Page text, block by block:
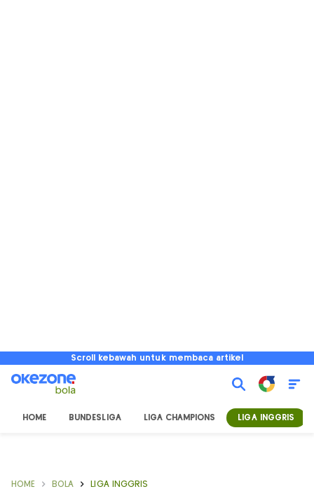
Scroll kebawah untuk membaca artikel
HOME BUNDESLIGA LIGA CHAMPIONS LIGA INGGRIS
HOME BOLA LIGA INGGRIS